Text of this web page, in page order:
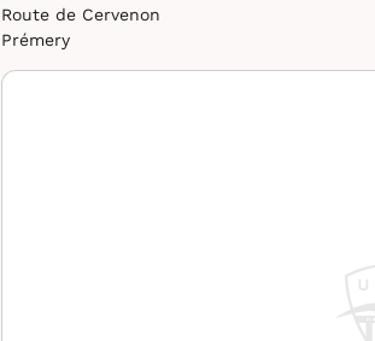
Route de Cervenon
Prémery